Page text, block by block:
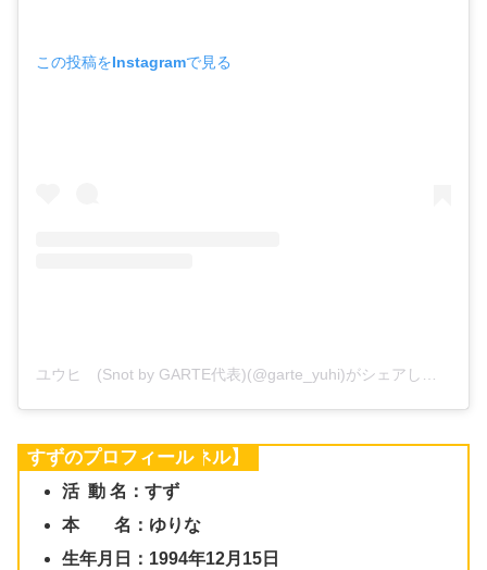
この投稿をInstagramで見る
【きゅっぽんチャンネル】
すずのプロフィール
活 動 名：すず
本 名：ゆりな
生年月日：1994年12月15日